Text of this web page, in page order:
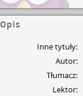
Opis
Inne tytuły:
Autor:
Tłumacz:
Lektor: